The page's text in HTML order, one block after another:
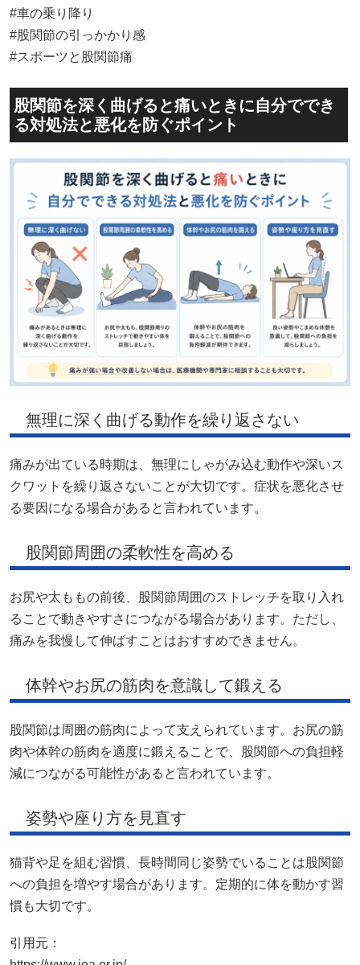
#車の乗り降り
#股関節の引っかかり感
#スポーツと股関節痛
股関節を深く曲げると痛いときに自分ででき
る対処法と悪化を防ぐポイント
無理に深く曲げる動作を繰り返さない
痛みが出ている時期は、無理にしゃがみ込む動作や深いス
クワットを繰り返さないことが大切です。症状を悪化させ
る要因になる場合があると言われています。
股関節周囲の柔軟性を高める
お尻や太ももの前後、股関節周囲のストレッチを取り入れ
ることで動きやすさにつながる場合があります。ただし、
痛みを我慢して伸ばすことはおすすめできません。
体幹やお尻の筋肉を意識して鍛える
股関節は周囲の筋肉によって支えられています。お尻の筋
肉や体幹の筋肉を適度に鍛えることで、股関節への負担軽
減につながる可能性があると言われています。
姿勢や座り方を見直す
猫背や足を組む習慣、長時間同じ姿勢でいることは股関節
への負担を増やす場合があります。定期的に体を動かす習
慣も大切です。
引用元：